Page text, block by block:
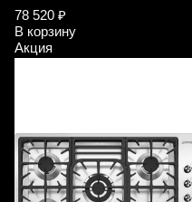
78 520 ₽
В корзину
Акция